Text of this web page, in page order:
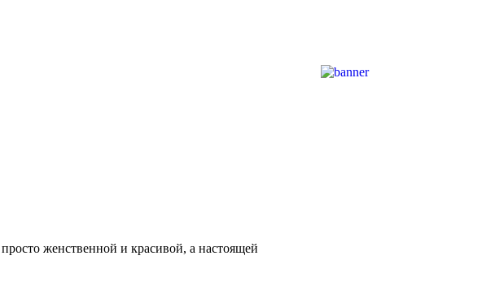
женственной и красивой, а настоящей